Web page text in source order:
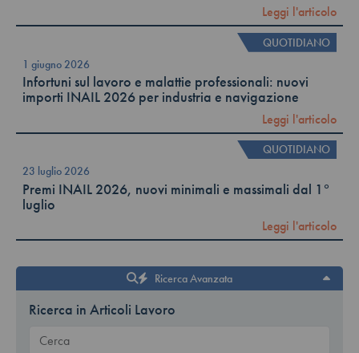
Leggi l'articolo
QUOTIDIANO
1 giugno 2026
Infortuni sul lavoro e malattie professionali: nuovi
importi INAIL 2026 per industria e navigazione
Leggi l'articolo
QUOTIDIANO
23 luglio 2026
Premi INAIL 2026, nuovi minimali e massimali dal 1°
luglio
Leggi l'articolo
Ricerca Avanzata
Ricerca in Articoli Lavoro